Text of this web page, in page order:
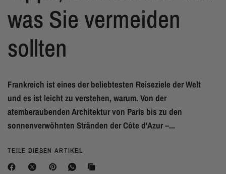
was Sie vermeiden
sollten
Frankreich ist eines der beliebtesten Reiseziele der Welt
und es ist leicht zu verstehen, warum. Von der
atemberaubenden Architektur von Paris bis zu den
sonnenverwöhnten Stränden der Côte d'Azur –...
TEILE DIESEN ARTIKEL